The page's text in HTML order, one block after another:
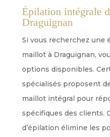
Épilation intégrale
Draguignan
Si vous recherchez une
maillot à Draguignan,
options disponibles.
spécialisés proposent
maillot intégral pour
spécifiques des clients.
d’épilation élimine les